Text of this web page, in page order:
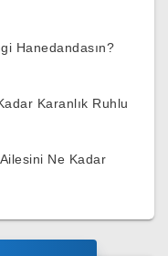
Hanedandasın?
Karanlık Ruhlu
Ne Kadar